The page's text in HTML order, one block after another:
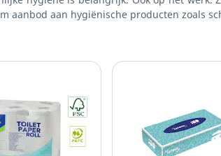
aanbod aan hygiënische producten zoals